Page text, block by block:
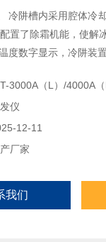
冷阱槽内采用腔体冷
置了除霜机能，使解
度数字显示，冷阱装
3000A（L）/4000A（
仪
12-11
厂家
我们